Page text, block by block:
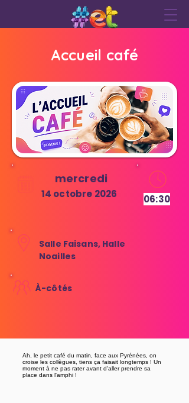
Accueil café
mercredi
14 octobre 2026 06:30
Salle Faisans, Halle
Noailles
À-côtés
Ah, le petit café du matin, face aux Pyrénées, on
croise les collègues, tiens ça faisait longtemps ! Un
moment à ne pas rater avant d'aller prendre sa
place dans l'amphi !